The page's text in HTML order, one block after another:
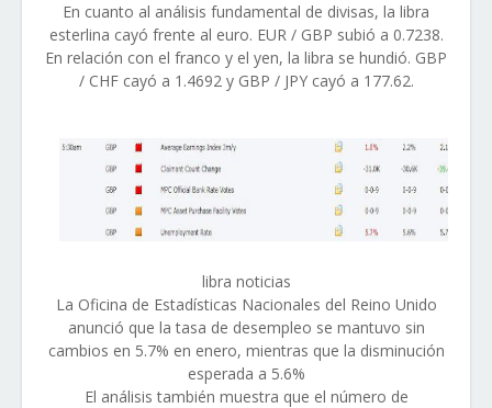
En cuanto al análisis fundamental de divisas, la libra
esterlina cayó frente al euro. EUR / GBP subió a 0.7238.
En relación con el franco y el yen, la libra se hundió. GBP
/ CHF cayó a 1.4692 y GBP / JPY cayó a 177.62.
libra noticias
La Oficina de Estadísticas Nacionales del Reino Unido
anunció que la tasa de desempleo se mantuvo sin
cambios en 5.7% en enero, mientras que la disminución
esperada a 5.6%
El análisis también muestra que el número de